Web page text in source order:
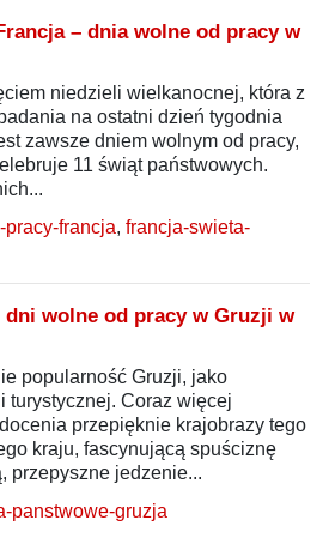
– dnia wolne od pracy w
niedzieli wielkanocnej, która z
na ostatni dzień tygodnia
zawsze dniem wolnym od pracy,
11 świąt państwowych.
francja, francja-swieta-
wolne od pracy w Gruzji w
popularność Gruzji, jako
turystycznej. Coraz więcej
przepięknie krajobrazy tego
kraju, fascynującą spuściznę
przepyszne jedzenie...
panstwowe-gruzja